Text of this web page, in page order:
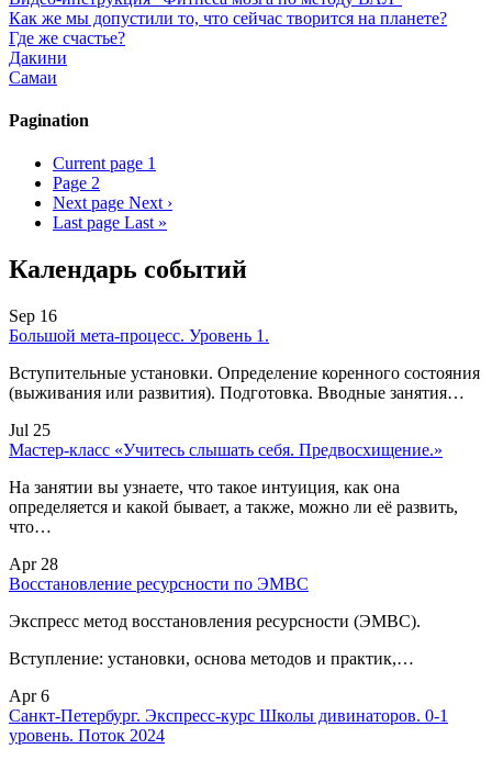
Как же мы допустили то, что сейчас творится на планете?
Где же счастье?
Дакини
Самаи
Pagination
Current page 1
Page 2
Next page Next ›
Last page Last »
Календарь событий
Sep 16
Большой мета-процесс. Уровень 1.
Вступительные установки. Определение коренного состояния
(выживания или развития). Подготовка. Вводные занятия…
Jul 25
Мастер-класс «Учитесь слышать себя. Предвосхищение.»
На занятии вы узнаете, что такое интуиция, как она
определяется и какой бывает, а также, можно ли её развить,
что…
Apr 28
Восстановление ресурсности по ЭМВС
Экспресс метод восстановления ресурсности (ЭМВС).
Вступление: установки, основа методов и практик,…
Apr 6
Санкт-Петербург. Экспресс-курс Школы дивинаторов. 0-1
уровень. Поток 2024